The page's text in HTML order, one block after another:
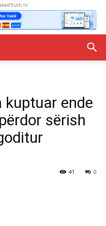
kuptuar ende
sërish
0
41